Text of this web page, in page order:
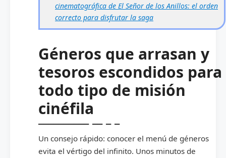
cinematográfica de El Señor de los Anillos: el orden
correcto para disfrutar la saga
Géneros que arrasan y
tesoros escondidos para
todo tipo de misión
cinéfila
Un consejo rápido: conocer el menú de géneros
evita el vértigo del infinito. Unos minutos de